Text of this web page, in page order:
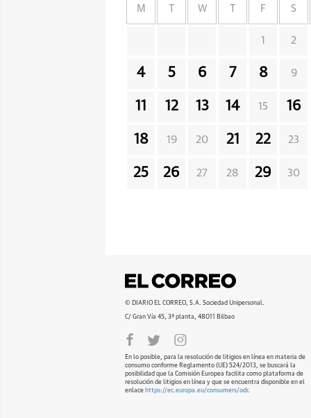
M W F S
1 2
4 5 6 7 8 9
11 12 13 14 15 16
18 19 20 21 22 23
25 26 27 28 29 30
© DIARIO EL CORREO, S.A. Sociedad Unipersonal.
C/ Gran Vía 45, 3ª planta, 48011 Bilbao
En lo posible, para la resolución de litigios en línea en materia de
consumo conforme Reglamento (UE) 524/2013, se buscará la
posibilidad que la Comisión Europea facilita como plataforma de
resolución de litigios en línea y que se encuentra disponible en el
enlace https://ec.europa.eu/consumers/odr.